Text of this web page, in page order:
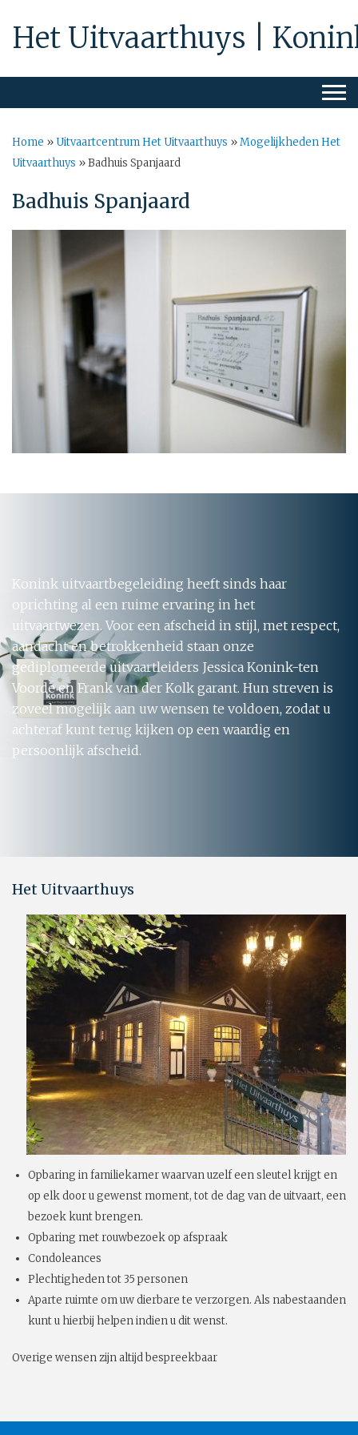
Het Uitvaarthuys |
Home »Uitvaartcentrum Het Uitvaarthuys »Mogelijkheden Het
Uitvaarthuys »Badhuis Spanjaard
Badhuis Spanjaard
Konink uitvaartbegeleiding heeft sinds haar
oprichting al een ruime ervaring in het
uitvaartwezen. Voor een afscheid in stijl, met respect,
aandacht en betrokkenheid staan onze
gediplomeerde uitvaartleiders Jessica Konink-ten
Voorde en Frank van der Kolk garant. Hun streven is
zoveel mogelijk aan uw wensen te voldoen, zodat u
achteraf kunt terug kijken op een waardig en
persoonlijk afscheid.
Het Uitvaarthuys
Opbaring in familiekamer waarvan uzelf een sleutel krijgt en
op elk door u gewenst moment, tot de dag van de uitvaart, een
bezoek kunt brengen.
Opbaring met rouwbezoek op afspraak
Condoleances
Plechtigheden tot 35 personen
Aparte ruimte om uw dierbare te verzorgen. Als nabestaanden
kunt u hierbij helpen indien u dit wenst.
Overige wensen zijn altijd bespreekbaar